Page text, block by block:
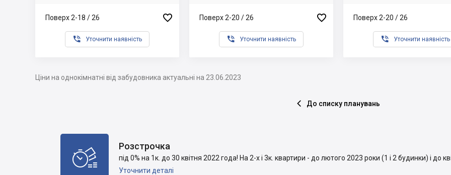
Поверх 2-18 / 26 
 Уточнити наявність
Поверх 2-20 / 26 
 Уточнити наявність
Поверх 2-20 / 26
 Уточнити наявність
Ціни на однокімнатні від забудовника актуальні на 23.06.2023
 До списку планувань

Розстрочка
під 0% на 1к. до 30 квітня 2022 года! На 2-х і 3к. квартири - до лютого 2023 роки (1 і 2 будинки) і до
Уточнити деталі